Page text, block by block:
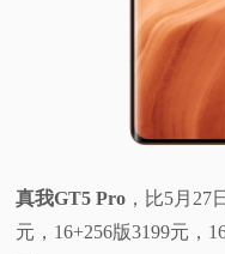
真我GT5 Pro ，比5月27
元，16+256版3199元，